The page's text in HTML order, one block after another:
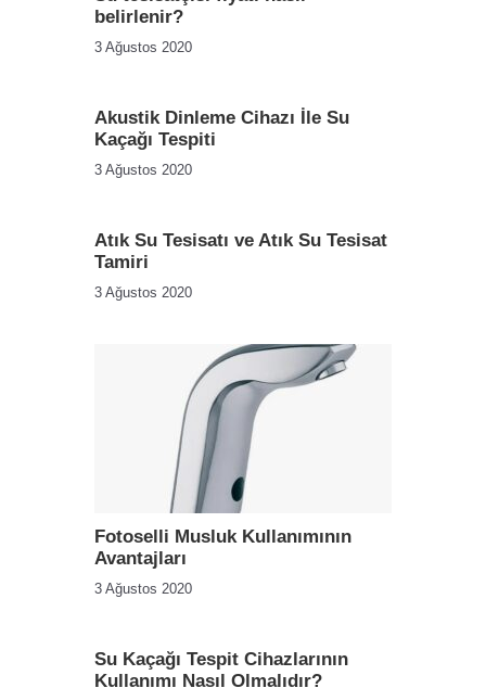
belirlenir?
3 Ağustos 2020
Akustik Dinleme Cihazı İle Su
Kaçağı Tespiti
3 Ağustos 2020
Atık Su Tesisatı ve Atık Su Tesisat
Tamiri
3 Ağustos 2020
Fotoselli Musluk Kullanımının
Avantajları
3 Ağustos 2020
Su Kaçağı Tespit Cihazlarının
Kullanımı Nasıl Olmalıdır?